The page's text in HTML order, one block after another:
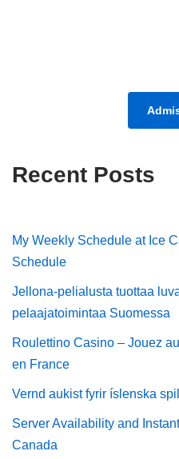
Recent Posts
My Weekly Schedule at Ice
Schedule
Jellona-pelialusta tuottaa
pelaajatoimintaa Suomessa
Roulettino Casino – Jouez
en France
Vernd aukist fyrir íslenska
Server Availability and
Canada